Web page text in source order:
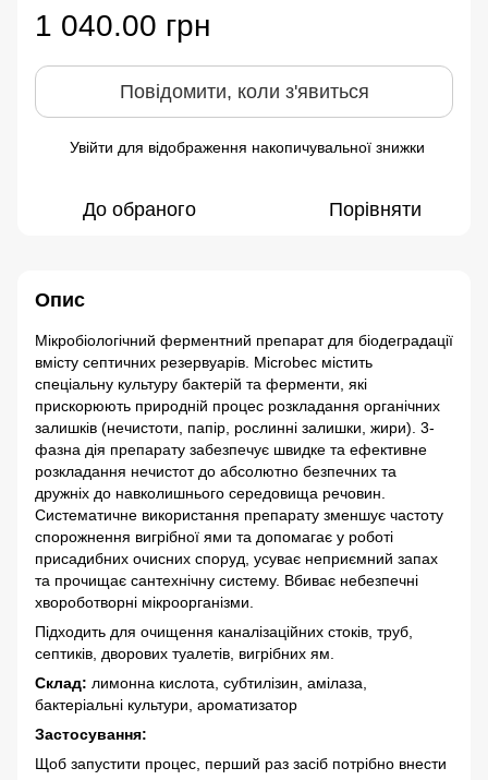
1 040.00 грн
Повідомити, коли з'явиться
Увійти для відображення накопичувальної знижки
До обраного Порівняти
Опис
Мікробіологічний ферментний препарат для біодеградації
вмісту септичних резервуарів. Microbec містить
спеціальну культуру бактерій та ферменти, які
прискорюють природній процес розкладання органічних
залишків (нечистоти, папір, рослинні залишки, жири). 3-
фазна дія препарату забезпечує швидке та ефективне
розкладання нечистот до абсолютно безпечних та
дружніх до навколишнього середовища речовин.
Систематичне використання препарату зменшує частоту
спорожнення вигрібної ями та допомагає у роботі
присадибних очисних споруд, усуває неприємний запах
та прочищає сантехнічну систему. Вбиває небезпечні
хвороботворні мікроорганізми.
Підходить для очищення каналізаційних стоків, труб,
септиків, дворових туалетів, вигрібних ям.
Склад: лимонна кислота, субтилізин, амілаза,
бактеріальні культури, ароматизатор
Застосування:
Щоб запустити процес, перший раз засіб потрібно внести